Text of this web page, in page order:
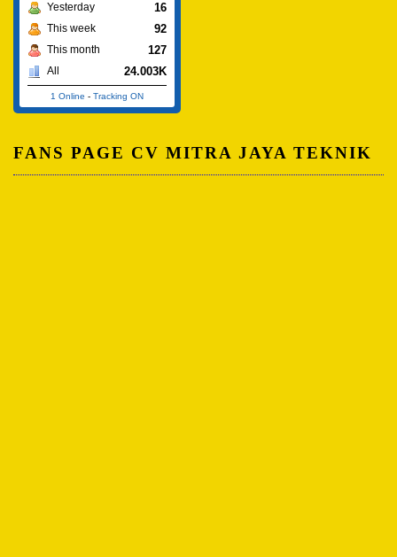
Yesterday 16
This week 92
This month 127
All 24.003K
1 Online - Tracking ON
FANS PAGE CV MITRA JAYA TEKNIK